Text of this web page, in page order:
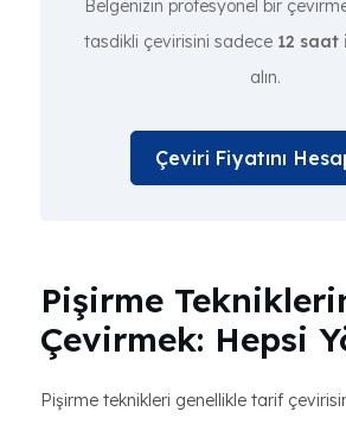
Belgenizin profesyonel bir
tasdikli çevirisini sadece 12 saat
alın.
Çeviri Fiyatını
Pişirme
Çevirmek: Hepsi
Pişirme teknikleri genellikle tarif